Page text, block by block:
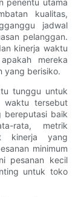
penentu utama
kualitas,
jadwal
pelanggan.
kinerja waktu
mereka
yang berisiko.
tunggu untuk
waktu tersebut
bereputasi baik
rata, metrik
kinerja yang
minimum
pesanan kecil
untuk toko